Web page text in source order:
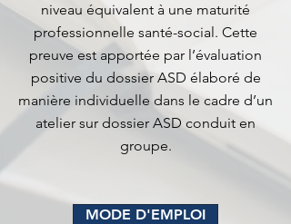
niveau équivalent à une maturité
professionnelle santé-social. Cette
preuve est apportée par l’évaluation
positive du dossier ASD élaboré de
manière individuelle dans le cadre d’un
atelier sur dossier ASD conduit en
groupe.
MODE D'EMPLOI